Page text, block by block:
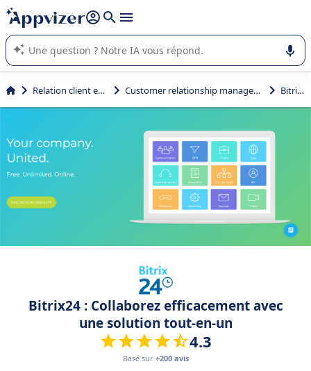
répondre (plusieurs lignes avec
L'IA de Appvizer vous guide dans l'utilisation ou la sélection de
logiciel SaaS en entreprise.
Relation client et vente Customer relationship management (CRM) Bitrix24
Bitrix24 : Collaborez efficacement avec
une solution tout-en-un
4.3
Basé sur +200 avis